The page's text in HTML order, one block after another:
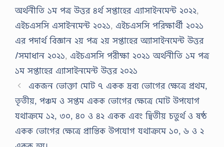
অর্থনীতি ১ম পত্র উত্তর ৪র্থ সপ্তাহের এ্যাসাইনমেন্ট ২০২২,
এইচএসসি এসাইনমেন্ট ২০২১, এইচএসসি পরিক্ষার্থী ২০২১
এর পদার্থ বিজ্ঞান ২য় পত্র ২য় সপ্তাহের অ্যাসাইনমেন্ট উত্তর
/সমাধান ২০২১, এইচএসসি পরীক্ষা ২০২১ অর্থনীতি ১ম পত্র
১ম সপ্তাহের এ্যাসাইনমেন্ট উত্তর ২০২১
একজন ভোক্তা মোট ৭ একক দ্রব্য ভোগের ক্ষেত্রে প্রথম,
তৃতীয়, পঞ্চম ও সপ্তম একক ভোগের ক্ষেত্রে মোট উপযোগ
যথাক্রমে ১২, ৩০, ৪০ ও ৪২ একক এবং দ্বিতীয় চতুর্থ ও ষষ্ঠ
একক ভোগের ক্ষেত্রে প্রান্তিক উপযোগ যথাক্রমে ১০, ৬ ও ২